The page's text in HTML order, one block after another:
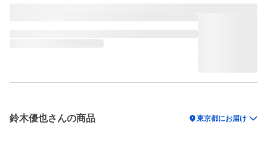
鈴木優也さんの商品 location_on東京都にお届け